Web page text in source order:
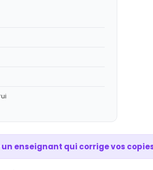
un enseignant qui corrige vos